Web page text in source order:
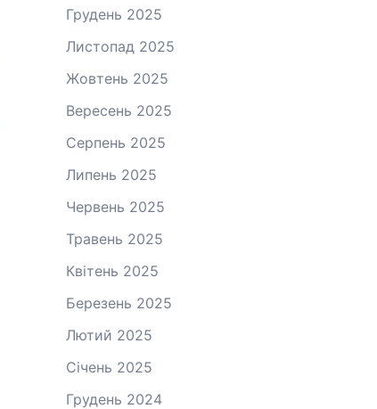
Грудень 2025
Листопад 2025
Жовтень 2025
Вересень 2025
Серпень 2025
Липень 2025
Червень 2025
Травень 2025
Квітень 2025
Березень 2025
Лютий 2025
Січень 2025
Грудень 2024